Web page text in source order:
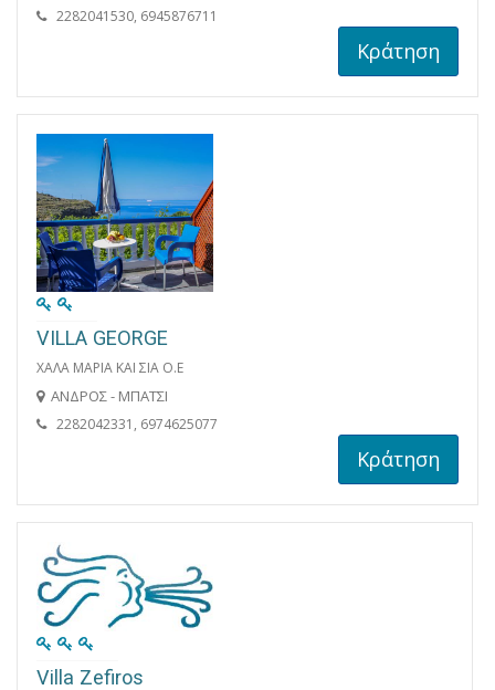
2282041530, 6945876711
Κράτηση
VILLA GEORGE
ΧΑΛΑ ΜΑΡΙΑ KAI ΣΙΑ Ο.Ε
ΑΝΔΡΟΣ - ΜΠΑΤΣΙ
2282042331, 6974625077
Κράτηση
Villa Zefiros